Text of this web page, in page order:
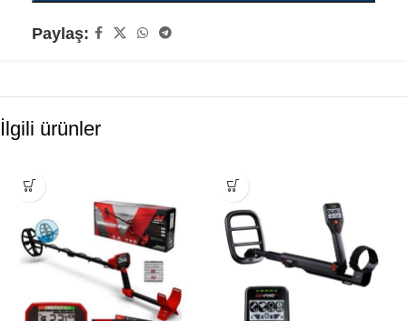
Paylaş:
İlgili ürünler